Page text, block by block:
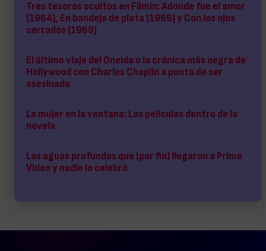
Tres tesoros ocultos en Filmin: Adonde fue el amor
(1964), En bandeja de plata (1966) y Con los ojos
cerrados (1969)
El último viaje del Oneida o la crónica más negra de
Hollywood con Charles Chaplin a punto de ser
asesinado
La mujer en la ventana: Las películas dentro de la
novela
Las aguas profundas que (por fin) llegaron a Prime
Video y nadie lo celebró